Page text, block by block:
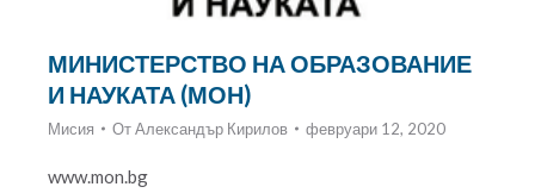
МИНИСТЕРСТВО НА ОБРАЗОВАНИЕ
И НАУКАТА (МОН)
Мисия ОтАлександър Кирилов февруари 12, 2020
www.mon.bg